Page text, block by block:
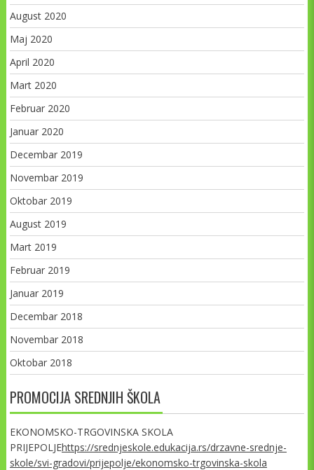
August 2020
Maj 2020
April 2020
Mart 2020
Februar 2020
Januar 2020
Decembar 2019
Novembar 2019
Oktobar 2019
August 2019
Mart 2019
Februar 2019
Januar 2019
Decembar 2018
Novembar 2018
Oktobar 2018
PROMOCIJA SREDNJIH ŠKOLA
EKONOMSKO-TRGOVINSKA SKOLA
PRIJEPOLJEhttps://srednjeskole.edukacija.rs/drzavne-srednje-
skole/svi-gradovi/prijepolje/ekonomsko-trgovinska-skola